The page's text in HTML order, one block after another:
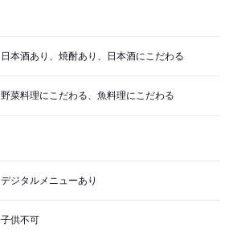
日本酒あり、焼酎あり、日本酒にこだわる
野菜料理にこだわる、魚料理にこだわる
デジタルメニューあり
子供不可